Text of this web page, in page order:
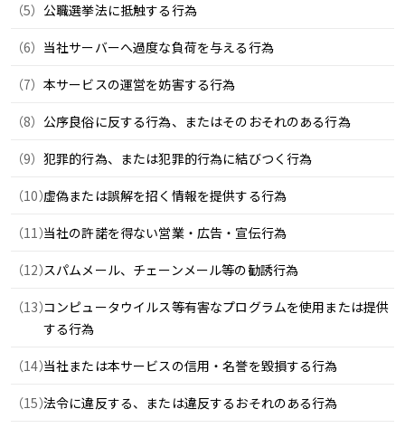
公職選挙法に抵触する行為
当社サーバーへ過度な負荷を与える行為
本サービスの運営を妨害する行為
公序良俗に反する行為、またはそのおそれのある行為
犯罪的行為、または犯罪的行為に結びつく行為
虚偽または誤解を招く情報を提供する行為
当社の許諾を得ない営業・広告・宣伝行為
スパムメール、チェーンメール等の勧誘行為
コンピュータウイルス等有害なプログラムを使用または提供
する行為
当社または本サービスの信用・名誉を毀損する行為
法令に違反する、または違反するおそれのある行為